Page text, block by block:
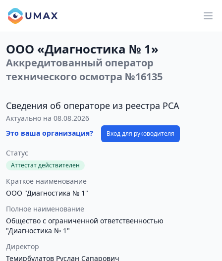
ООО «Диагностика № 1»
Аккредитованный оператор
технического осмотра №16135
Сведения об операторе из реестра РСА
Актуально на 08.08.2026
Это ваша организация?
Вход для руководителя
Статус
Аттестат действителен
Краткое наименование
ООО "Диагностика № 1"
Полное наименование
Общество с ограниченной ответственностью
"Диагностика № 1"
Директор
Темирбулатов Руслан Сапарович